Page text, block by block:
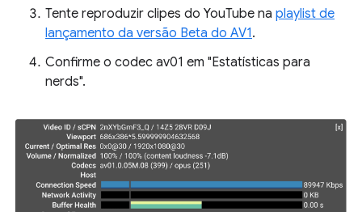
Tente reproduzir clipes do YouTube na playlist de
lançamento da versão Beta do AV1.
Confirme o codec av01 em "Estatísticas para
nerds".